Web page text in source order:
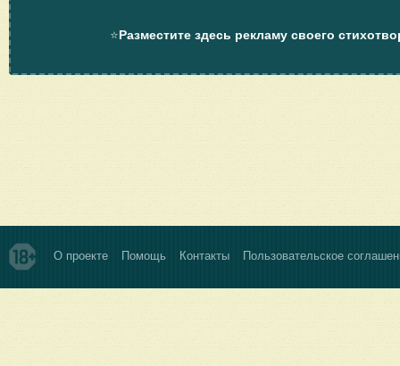
⭐Разместите здесь рекламу своего
О проекте Помощь Контакты Пользовательское